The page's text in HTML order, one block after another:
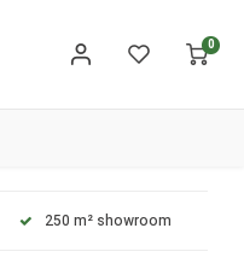
0
250 m² showroom